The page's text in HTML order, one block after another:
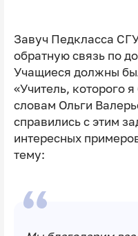
Завуч Педкласса
обратную связь по
Учащиеся должны
«Учитель, которого
словам Ольги
справились с этим
интересных
тему: